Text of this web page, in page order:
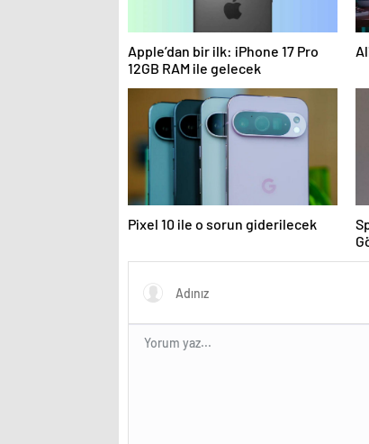
Apple’dan bir ilk: iPhone 17 Pro
12GB RAM ile gelecek
Pixel 10 ile o sorun giderilecek